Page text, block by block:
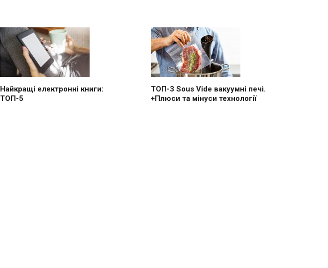
Найкращі електронні книги:
ТОП-5
ТОП-3 Sous Vide вакуумні печі.
+Плюси та мінуси технології